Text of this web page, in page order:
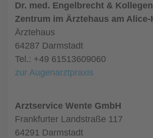
Dr. med. Engelbrecht &
Zentrum im Ärztehaus am Alice-
Ärztehaus
64287 Darmstadt
Tel.: +49 61513609060
zur Augenarztpraxis
Arztservice Wente GmbH
Frankfurter Landstraße 117
64291 Darmstadt